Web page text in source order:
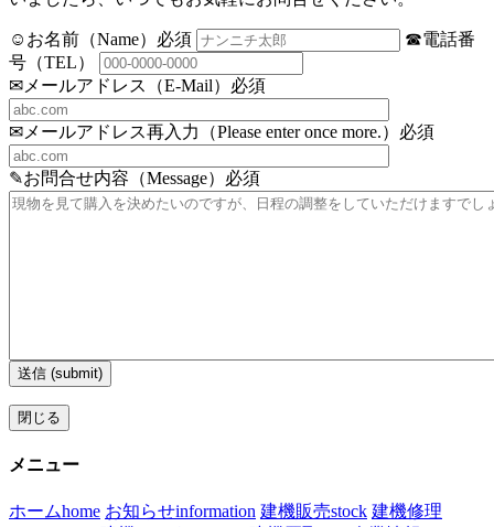
☺お名前 （Name） 必須
☎電話番
号 （TEL）
✉メールアドレス
（E-Mail） 必須
✉メールアドレス再入力 （Please enter once more.） 必須
✎お問合せ内容 （Message） 必須
閉じる
メニュー
ホームhome お知らせinformation 建機販売stock 建機修理